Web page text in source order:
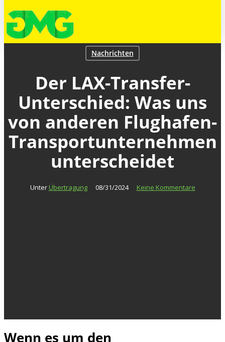
Nachrichten
Der LAX-Transfer-
Unterschied: Was uns
von anderen Flughafen-
Transportunternehmen
unterscheidet
Unter Übertragung 08/31/2024 Keine Kommentare
Wenn es um den